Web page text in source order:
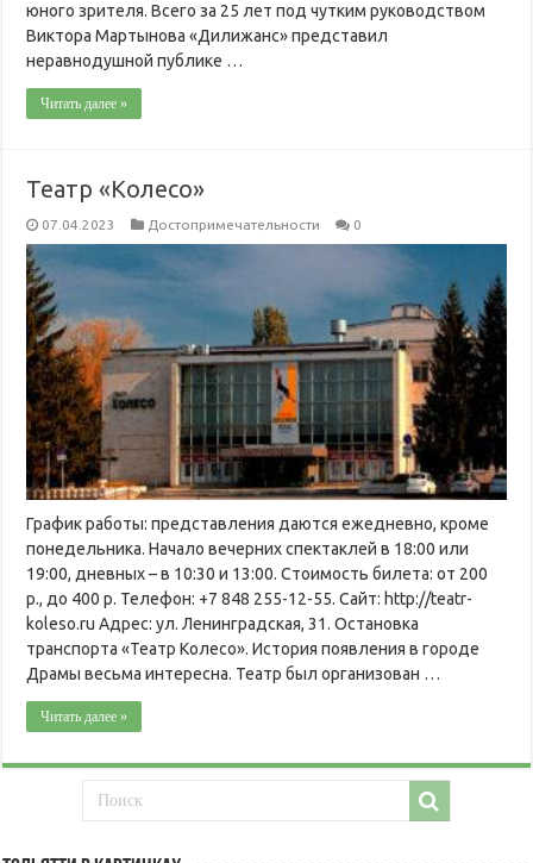
юного зрителя. Всего за 25 лет под чутким руководством
Виктора Мартынова «Дилижанс» представил
неравнодушной публике …
Читать далее »
Театр «Колесо»
07.04.2023 Достопримечательности 0
График работы: представления даются ежедневно, кроме
понедельника. Начало вечерних спектаклей в 18:00 или
19:00, дневных – в 10:30 и 13:00. Стоимость билета: от 200
р., до 400 р. Телефон: +7 848 255-12-55. Сайт: http://teatr-
koleso.ru Адрес: ул. Ленинградская, 31. Остановка
транспорта «Театр Колесо». История появления в городе
Драмы весьма интересна. Театр был организован …
Читать далее »